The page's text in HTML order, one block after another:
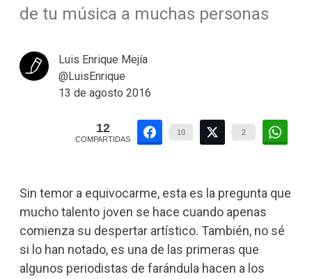
de tu música a muchas personas
Luis Enrique Mejía
@LuisEnrique
13 de agosto 2016
12
COMPARTIDAS
10 2
Sin temor a equivocarme, esta es la pregunta que
mucho talento joven se hace cuando apenas
comienza su despertar artístico. También, no sé
si lo han notado, es una de las primeras que
algunos periodistas de farándula hacen a los